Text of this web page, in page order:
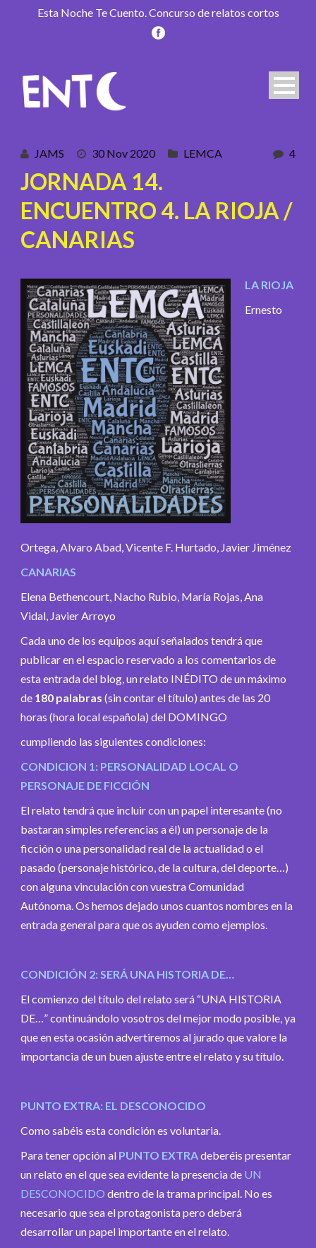
Esta Noche Te Cuento. Concurso de relatos cortos
JAMS 30 Nov 2020 LEMCA 4
JORNADA 14.
ENCUENTRO 4. LA RIOJA /
CANARIAS
LA RIOJA
Ernesto
Ortega, Alvaro Abad, Vicente F. Hurtado, Javier Jiménez
CANARIAS
Elena Bethencourt, Nacho Rubio, María Rojas, Ana
Vidal, Javier Arroyo
Cada uno de los equipos aquí señalados tendrá que
publicar en el espacio reservado a los comentarios de
esta entrada del blog, un relato INÉDITO de un máximo
de 180 palabras (sin contar el título) antes de las 20
horas (hora local española) del DOMINGO
cumpliendo las siguientes condiciones:
CONDICION 1: PERSONALIDAD LOCAL O
PERSONAJE DE FICCIÓN
El relato tendrá que incluir con un papel interesante (no
bastaran simples referencias a él) un personaje de la
ficción o una personalidad real de la actualidad o el
pasado (personaje histórico, de la cultura, del deporte…)
con alguna vinculación con vuestra Comunidad
Autónoma. Os hemos dejado unos cuantos nombres en la
entrada general para que os ayuden como ejemplos.
CONDICIÓN 2: SERÁ UNA HISTORIA DE…
El comienzo del título del relato será “UNA HISTORIA
DE…” continuándolo vosotros del mejor modo posible, ya
que en esta ocasión advertiremos al jurado que valore la
importancia de un buen ajuste entre el relato y su título.
PUNTO EXTRA: EL DESCONOCIDO
Como sabéis esta condición es voluntaria.
Para tener opción al PUNTO EXTRAdeberéis presentar
un relato en el que sea evidente la presencia de UN
DESCONOCIDO dentro de la trama principal. No es
necesario que sea el protagonista pero deberá
desarrollar un papel importante en el relato.